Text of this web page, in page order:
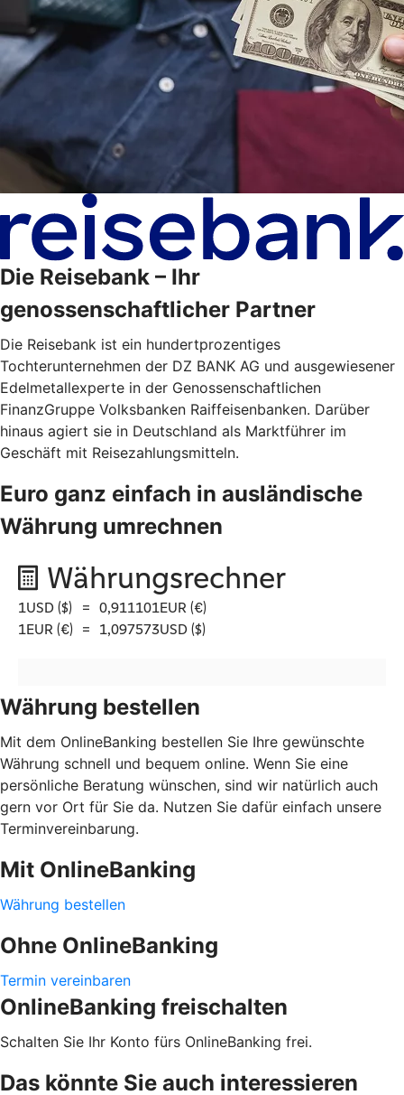
Die Reisebank – Ihr
genossenschaftlicher Partner
Die Reisebank ist ein hundertprozentiges
Tochterunternehmen der DZ BANK AG und ausgewiesener
Edelmetallexperte in der Genossenschaftlichen
FinanzGruppe Volksbanken Raiffeisenbanken. Darüber
hinaus agiert sie in Deutschland als Marktführer im
Geschäft mit Reisezahlungsmitteln.
Euro ganz einfach in ausländische
Währung umrechnen
Währung bestellen
Mit dem OnlineBanking bestellen Sie Ihre gewünschte
Währung schnell und bequem online. Wenn Sie eine
persönliche Beratung wünschen, sind wir natürlich auch
gern vor Ort für Sie da. Nutzen Sie dafür einfach unsere
Terminvereinbarung.
Mit OnlineBanking
Währung bestellen
Ohne OnlineBanking
Termin vereinbaren
OnlineBanking freischalten
Schalten Sie Ihr Konto fürs OnlineBanking frei.
Das könnte Sie auch interessieren